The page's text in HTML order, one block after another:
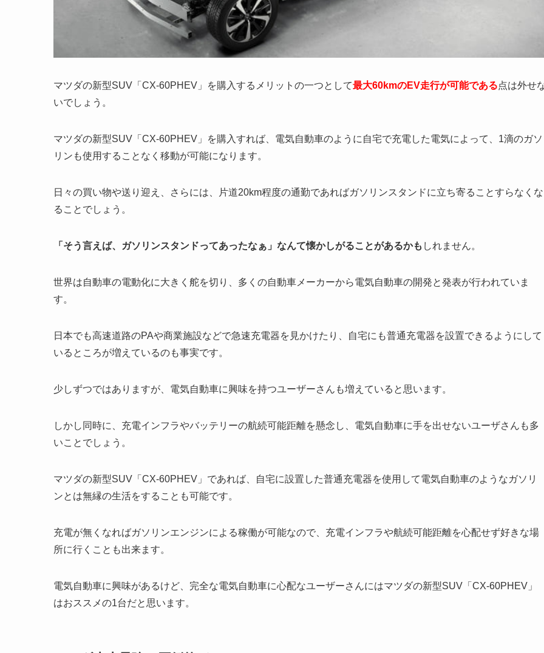
マツダの新型SUV「CX-60PHEV」を購入するメリットの一つとして最大60kmのEV走行が可能である点は外せ
いでしょう。
マツダの新型SUV「CX-60PHEV」を購入すれば、電気自動車のように自宅で充電した電気によって、1滴のガソ
リンも使用することなく移動が可能になります。
日々の買い物や送り迎え、さらには、片道20km程度の通勤であればガソリンスタンドに立ち寄ることすらなくな
ることでしょう。
「そう言えば、ガソリンスタンドってあったなぁ」なんて懐かしがることがあるかも しれません。
世界は自動車の電動化に大きく舵を切り、多くの自動車メーカーから電気自動車の開発と発表が行われていま
す。
日本でも高速道路のPAや商業施設などで急速充電器を見かけたり、自宅にも普通充電器を設置できるようにして
いるところが増えているのも事実です。
少しずつではありますが、電気自動車に興味を持つユーザーさんも増えていると思います。
しかし同時に、充電インフラやバッテリーの航続可能距離を懸念し、電気自動車に手を出せないユーザさんも多
いことでしょう。
マツダの新型SUV「CX-60PHEV」であれば、自宅に設置した普通充電器を使用して電気自動車のようなガソリ
ンとは無縁の生活をすることも可能です。
充電が無くなればガソリンエンジンによる稼働が可能なので、充電インフラや航続可能距離を心配せず好きな場
所に行くことも出来ます。
電気自動車に興味があるけど、完全な電気自動車に心配なユーザーさんにはマツダの新型SUV「CX-60PHEV」
はおススメの1台だと思います。